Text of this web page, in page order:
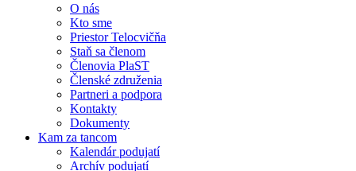
O nás
Kto sme
Priestor Telocvičňa
Staň sa členom
Členovia PlaST
Členské združenia
Partneri a podpora
Kontakty
Dokumenty
Kam za tancom
Kalendár podujatí
Archív podujatí